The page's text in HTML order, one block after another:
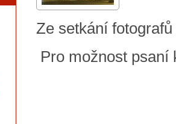
Ze setkání
Pro možnost